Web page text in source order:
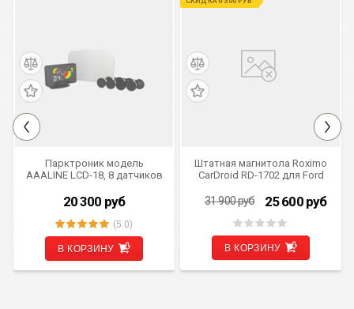
Парктроник модель
AAALINE LCD-18, 8 датчиков
20 300 руб
(5.0)
В КОРЗИНУ
Штатная магнитола Roximo
CarDroid RD-1702 для Ford
5.1.1)
31 900руб 25 600 руб
В КОРЗИНУ